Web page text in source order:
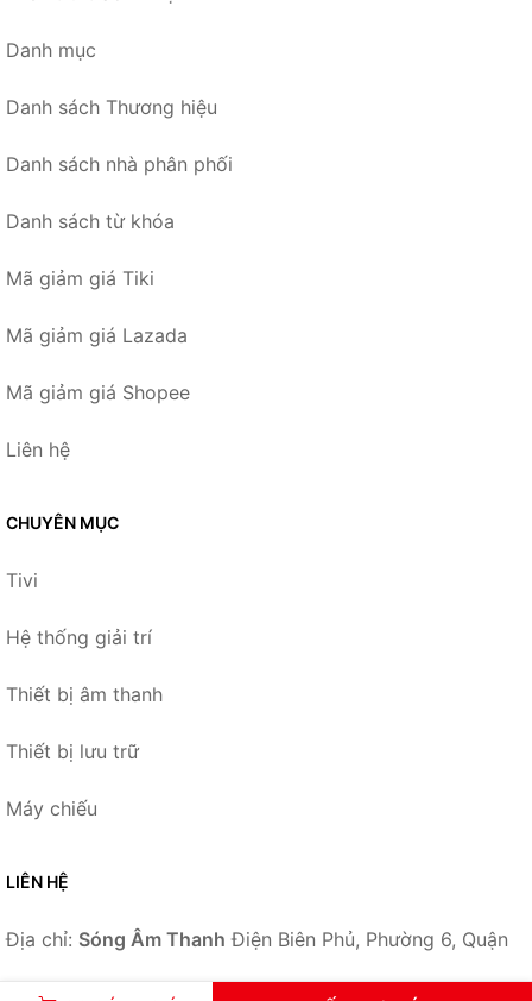
Danh mục
Danh sách Thương hiệu
Danh sách nhà phân phối
Danh sách từ khóa
Mã giảm giá Tiki
Mã giảm giá Lazada
Mã giảm giá Shopee
Liên hệ
CHUYÊN MỤC
Tivi
Hệ thống giải trí
Thiết bị âm thanh
Thiết bị lưu trữ
Máy chiếu
LIÊN HỆ
Địa chỉ: Sóng Âm Thanh Điện Biên Phủ, Phường 6, Quận
3, Tp.HCM